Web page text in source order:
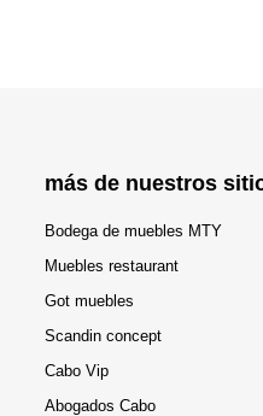
más de nuestros
Bodega de muebles MTY
Muebles restaurant
Got muebles
Scandin concept
Cabo Vip
Abogados Cabo